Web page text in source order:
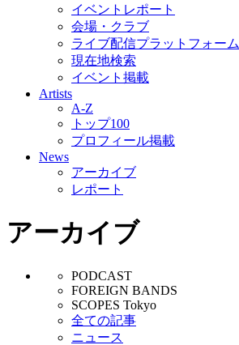
イベントレポート
会場・クラブ
ライブ配信プラットフォーム
現在地検索
イベント掲載
Artists
A-Z
トップ100
プロフィール掲載
News
アーカイブ
レポート
アーカイブ
PODCAST
FOREIGN BANDS
SCOPES Tokyo
全ての記事
ニュース